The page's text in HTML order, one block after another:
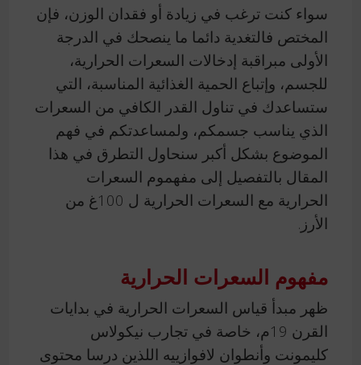
سواء كنت ترغب في زيادة أو فقدان الوزن، فإن
المختص فالتغدية دائما ما ينصحك في الدرجة
الأولى مبراقبة إدخالات السعرات الحرارية،
للجسم، وإتباع الحمية الغذائية المناسبة، التي
ستساعدك في تناول القدر الكافي من السعرات
الذي يناسب جسمكم، ولمساعدتكم في فهم
الموضوع بشكل أكبر سنحاول التطرق في هذا
المقال بالتفصيل إلى مفهموم السعرات
الحرارية مع السعرات الحرارية ل 100غ من
الأرز.
مفهوم السعرات الحرارية
ظهر مبدأ قياس السعرات الحرارية في بدايات
القرن 19م، خاصة في تجارب نيكولاس
كليمونت وأنطوان لافوازييه اللذين درسا محتوى